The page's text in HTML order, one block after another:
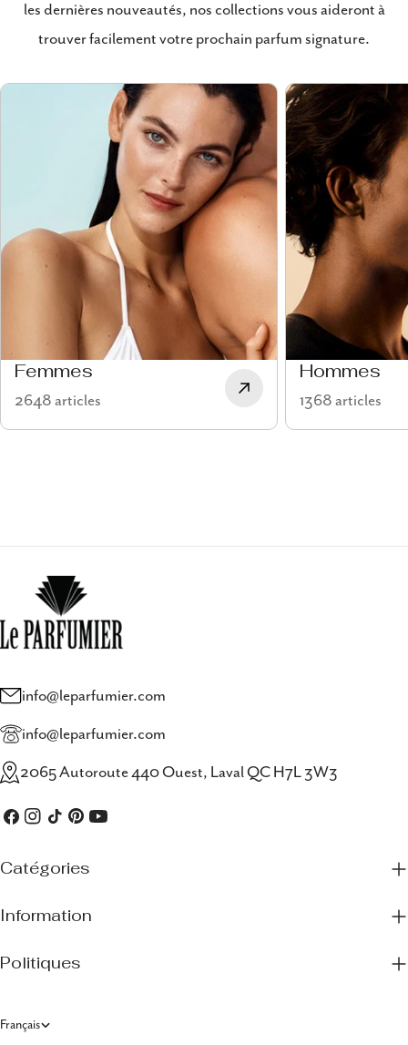
les dernières nouveautés, nos collections vous aideront à
trouver facilement votre prochain parfum signature.
Femmes
2648 articles
Hommes
1368 articles
info@leparfumier.com
info@leparfumier.com
2065 Autoroute 440 Ouest, Laval QC H7L 3W3
Facebook
Instagram
TIC Pinterest
Youtube
Catégories
Information
Politiques
L
Français